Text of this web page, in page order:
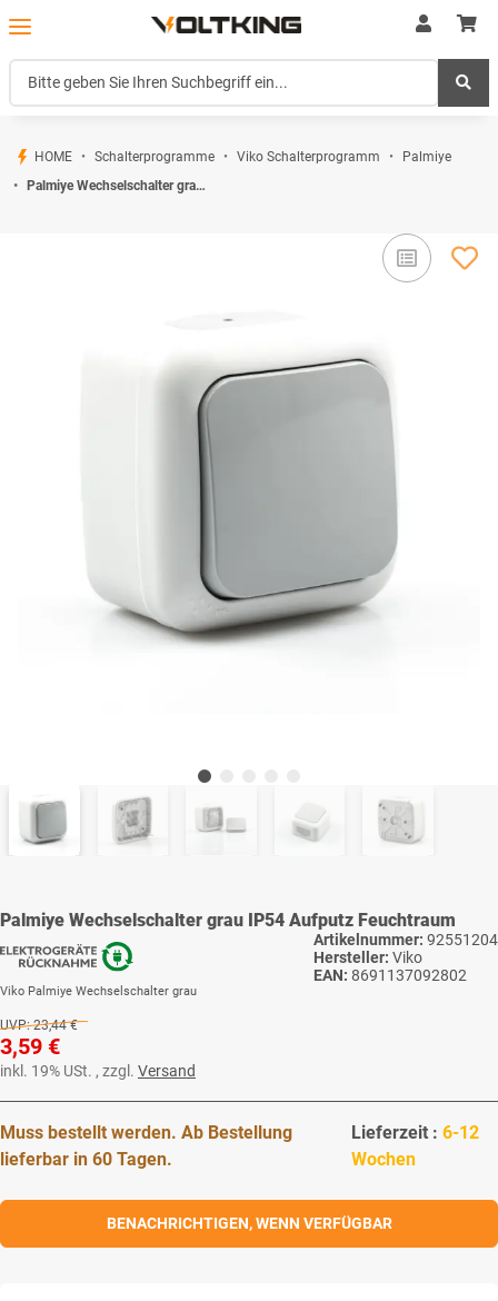
HOME Schalterprogramme Viko Schalterprogramm
Palmiye
Palmiye Wechselschalter grau IP54 Aufputz Feuchtraum
Palmiye Wechselschalter grau IP54 Aufputz Feuchtraum
Artikelnummer: 92551204
Hersteller: Viko
EAN: 8691137092802
Viko Palmiye Wechselschalter grau
UVP: 23,44 €
3,59 €
inkl. 19% USt. , zzgl. Versand
Muss bestellt werden. Ab Bestellung
lieferbar in 60 Tagen.
Lieferzeit : 6-12
Wochen
BENACHRICHTIGEN, WENN VERFÜGBAR